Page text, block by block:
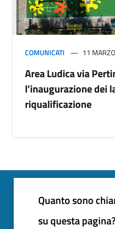
COMUNICATI 11
Area Ludica via
l’inaugurazione dei
riqualificazione
Quanto sono
su questa